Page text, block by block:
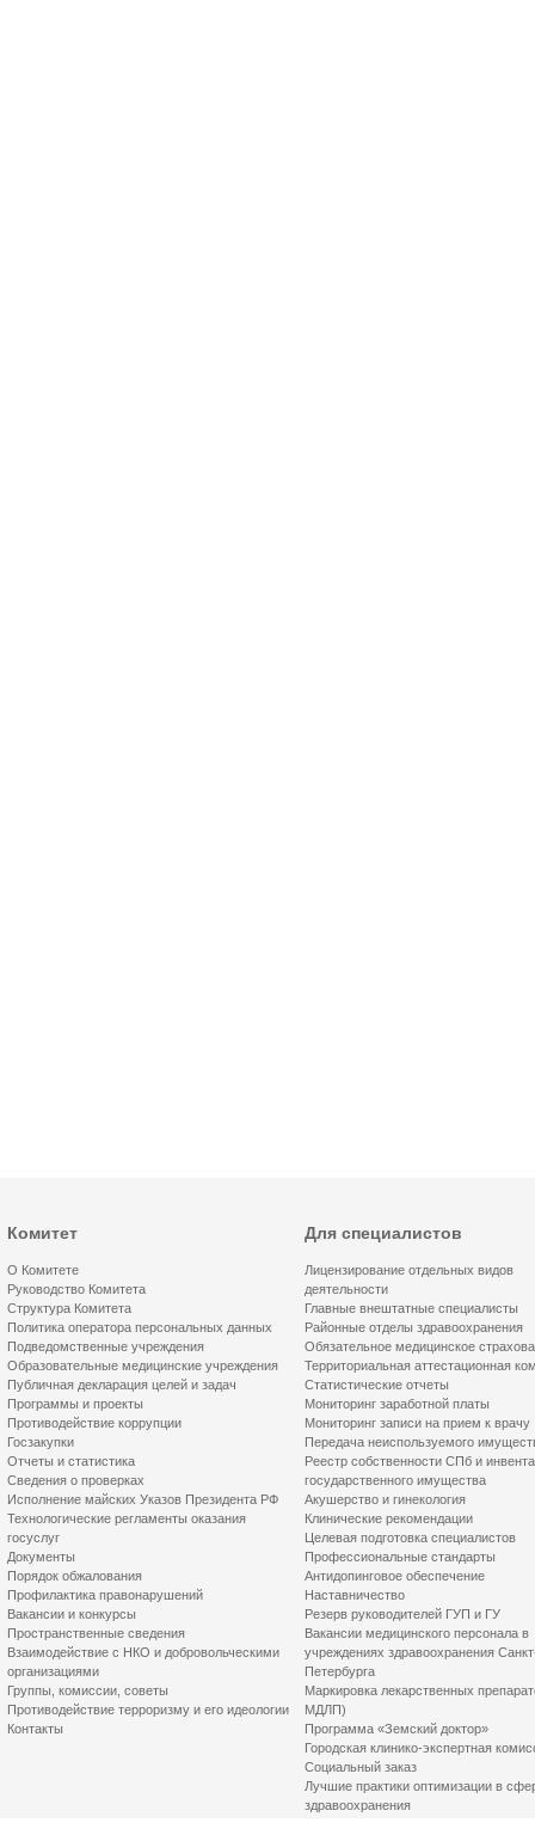
Комитет
О Комитете
Руководство Комитета
Структура Комитета
Политика оператора персональных данных
Подведомственные учреждения
Образовательные медицинские учреждения
Публичная декларация целей и задач
Программы и проекты
Противодействие коррупции
Госзакупки
Отчеты и статистика
Сведения о проверках
Исполнение майских Указов Президента РФ
Технологические регламенты оказания
госуслуг
Документы
Порядок обжалования
Профилактика правонарушений
Вакансии и конкурсы
Пространственные сведения
Взаимодействие с НКО и добровольческими
организациями
Группы, комиссии, советы
Противодействие терроризму и его идеологии
Контакты
Для специалистов
Лицензирование отдельных видов
деятельности
Главные внештатные специалисты
Районные отделы здравоохранения
Обязательное медицинское
Территориальная аттестационная
Статистические отчеты
Мониторинг заработной платы
Мониторинг записи на прием к врачу
Передача неиспользуемого
Реестр собственности СПб и
государственного имущества
Акушерство и гинекология
Клинические рекомендации
Целевая подготовка специалистов
Профессиональные стандарты
Антидопинговое обеспечение
Наставничество
Резерв руководителей ГУП и ГУ
Вакансии медицинского персонала в
учреждениях здравоохранения
Петербурга
Маркировка лекарственных
МДЛП)
Программа «Земский доктор»
Городская клинико-экспертная
Социальный заказ
Лучшие практики оптимизации в
здравоохранения